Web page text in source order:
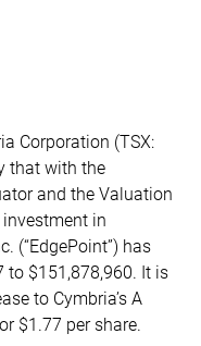
Corporation (TSX:
that with the
and the Valuation
investment in
(“EdgePoint”) has
to $151,878,960. It is
to Cymbria’s A
$1.77 per share.